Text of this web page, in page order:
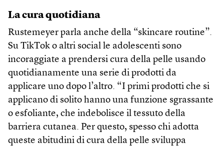
La cura quotidiana
Rustemeyer parla anche della “skincare routine”.
Su TikTok o altri social le adolescenti sono
incoraggiate a prendersi cura della pelle usando
quotidianamente una serie di prodotti da
applicare uno dopo l’altro. “I primi prodotti che si
applicano di solito hanno una funzione sgrassante
o esfoliante, che indebolisce il tessuto della
barriera cutanea. Per questo, spesso chi adotta
queste abitudini di cura della pelle sviluppa